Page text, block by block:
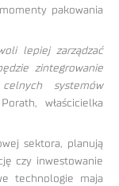
pakowania
lepiej zarządzać
zintegrowanie
systemów
właścicielka
sektora, planują
czy inwestowanie
technologie maja